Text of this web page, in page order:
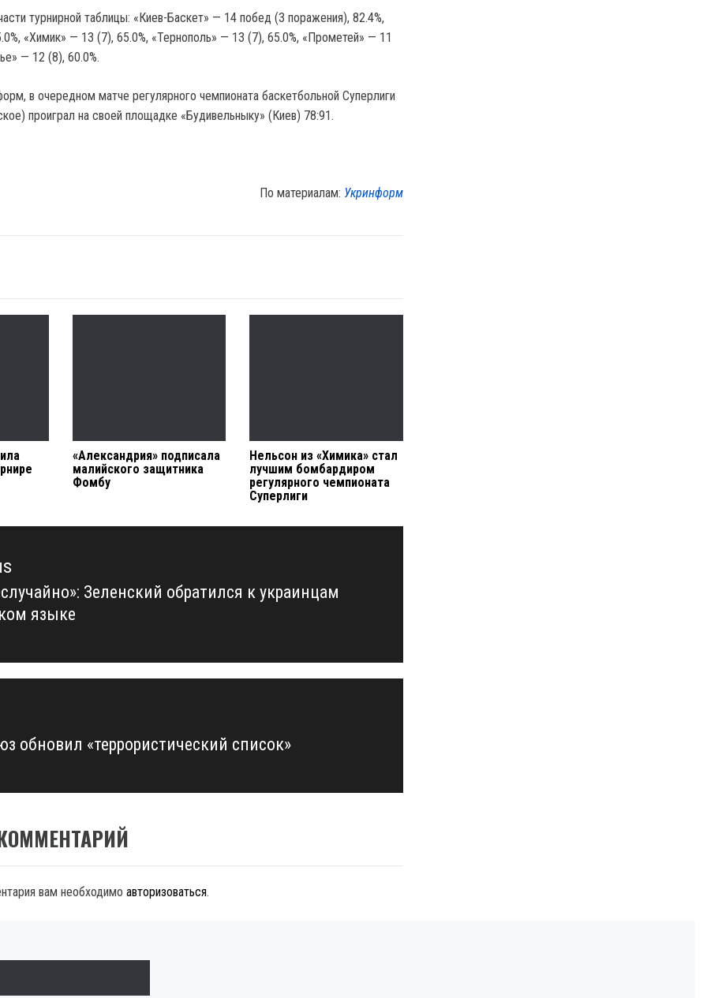
турнирной таблицы: «Киев-Баскет» — 14 побед (3 поражения), 82.4%,
«Химик» — 13 (7), 65.0%, «Тернополь» — 13 (7), 65.0%, «Прометей» — 11
— 12 (8), 60.0%.
в очередном матче регулярного чемпионата баскетбольной Суперлиги
проиграл на своей площадке «Будивельныку» (Киев) 78:91.
По материалам: Укринформ
«Александрия» подписала
малийского защитника
Фомбу
Нельсон из «Химика» стал
лучшим бомбардиром
регулярного чемпионата
Суперлиги
Зеленский обратился к украинцам
языке
обновил «террористический список»
вам необходимо авторизоваться.